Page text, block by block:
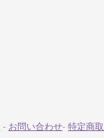
- お問い合わせ- 特定商